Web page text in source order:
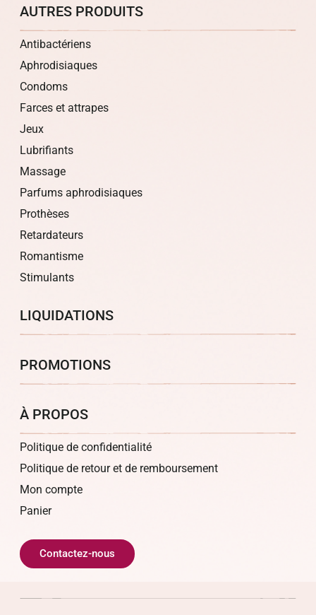
AUTRES PRODUITS
Antibactériens
Aphrodisiaques
Condoms
Farces et attrapes
Jeux
Lubrifiants
Massage
Parfums aphrodisiaques
Prothèses
Retardateurs
Romantisme
Stimulants
LIQUIDATIONS
PROMOTIONS
À PROPOS
Politique de confidentialité
Politique de retour et de remboursement
Mon compte
Panier
Contactez-nous